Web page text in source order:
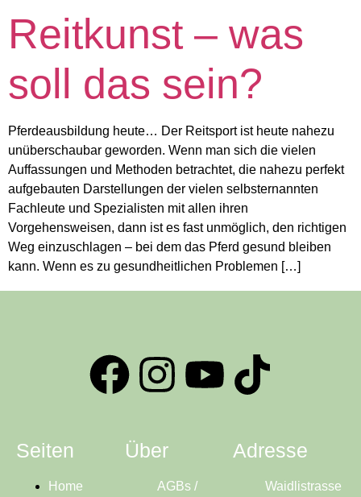
Reitkunst – was
soll das sein?
Pferdeausbildung heute… Der Reitsport ist heute nahezu
unüberschaubar geworden. Wenn man sich die vielen
Auffassungen und Methoden betrachtet, die nahezu perfekt
aufgebauten Darstellungen der vielen selbsternannten
Fachleute und Spezialisten mit allen ihren
Vorgehensweisen, dann ist es fast unmöglich, den richtigen
Weg einzuschlagen – bei dem das Pferd gesund bleiben
kann. Wenn es zu gesundheitlichen Problemen […]
Seiten
Home
Über
AGBs /
Adresse
Waidlistrasse